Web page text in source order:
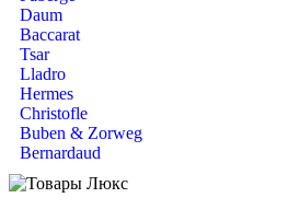
Daum
Baccarat
Tsar
Lladro
Hermes
Christofle
Buben & Zorweg
Bernardaud